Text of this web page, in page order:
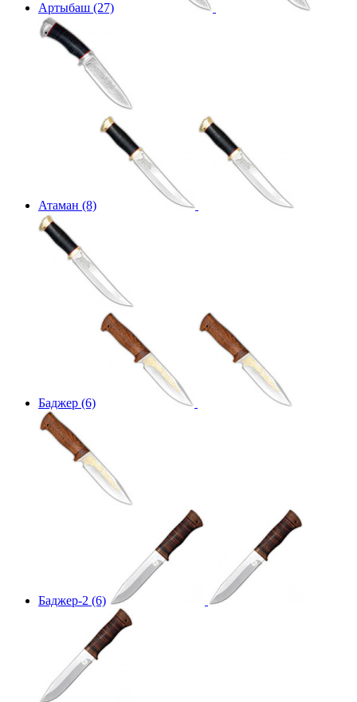
Артыбаш (27)
Атаман (8)
Баджер (6)
Баджер-2 (6)